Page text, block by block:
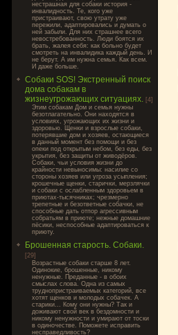
нестрашная для собаки история -
инвалидность. Те, кого уже
пристраивают, свою утрату уже
пережили, адаптировались и думать о
ней забыли. Для них страшнее всего
невостребованность. Люди боятся их
брать, жалея себя: как больно будет
смотреть на инвалидика каждый день. И
не берут. А им нужна семья. Как всем.
И даже больше.
Собаки SOS! Экстренный поиск
дома собакам в
жизнеугрожающих ситуациях. [4]
Этим собакам Дом и семья нужны
безотлагательно. Они находятся в
условиях, угрожающих их жизни и
здоровью. Щенки и взрослые собаки,
потерявшие дом и хозяев, остающиеся
в данный момент без помощи и без
опеки под открытым небом, без еды, без
укрытия, без защиты от живодёров.
Собаки, чьи условия жизни до
крайности невыносимы: насилие со
стороны хозяев или угроза усыпления;
крошечные щенки, старички, мерзлячки
и собаки с ослабленным здоровьем в
приютах-тысячниках; чрезмерно
трепетные и безответные собачки, не
способные дать отпор агрессивным
собратьям в приюте; нежные домашние
пёсики, неспособные адаптироваться к
приюту.
Брошенная старость. Собаки.
[29]
Возрастные собаки старше 8 лет.
Одинокие, брошенные, никому
ненужные. Преданные - в обоих
смыслах слова. Одна из самых
труднопристраиваемых категорий, все
хотят щенков и молодых собачек. А
старики... Кому они нужны? Так и
доживают свой век в бездомности и
никому ненужности и умирают от тоски
в одиночестве. Поможете исправить
несправедливость?